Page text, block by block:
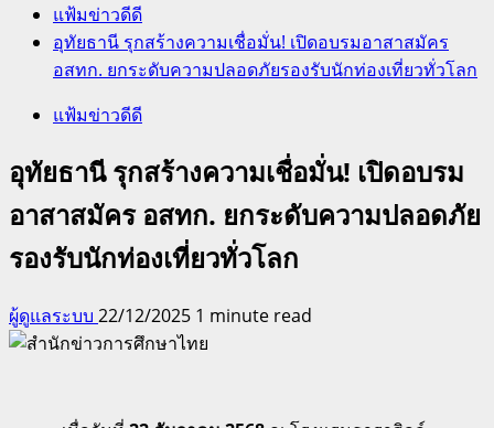
แฟ้มข่าวดีดี
อุทัยธานี รุกสร้างความเชื่อมั่น! เปิดอบรมอาสาสมัคร
อสทก. ยกระดับความปลอดภัยรองรับนักท่องเที่ยวทั่วโลก
แฟ้มข่าวดีดี
อุทัยธานี รุกสร้างความเชื่อมั่น! เปิดอบรม
อาสาสมัคร อสทก. ยกระดับความปลอดภัย
รองรับนักท่องเที่ยวทั่วโลก
ผู้ดูแลระบบ 22/12/2025 1 minute read